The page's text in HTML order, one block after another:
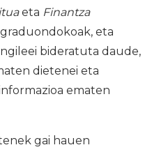
eta Finantza
eta
bideratuta daude,
dietenei eta
ematen
gai hauen